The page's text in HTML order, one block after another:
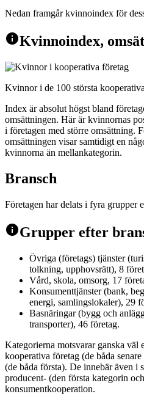
Nedan framgår kvinnoindex för
infoKvinnoindex,
Kvinnor i de 100 största
Index är absolut högst bland
omsättningen. Här är kvinnornas
i företagen med större omsättning.
omsättningen visar samtidigt en
kvinnorna än mellankategorin.
Bransch
Företagen har delats i fyra grupper
infoGrupper efter
Övriga (företags) tjänster
tolkning, upphovsrätt), 8
Vård, skola, omsorg, 17
Konsumenttjänster (bank,
energi, samlingslokaler), 29
Basnäringar (bygg och
transporter), 46 företag.
Kategorierna motsvarar ganska väl
kooperativa företag (de båda
(de båda första). De innebär även i
producent- (den första kategorin
konsumentkooperation.